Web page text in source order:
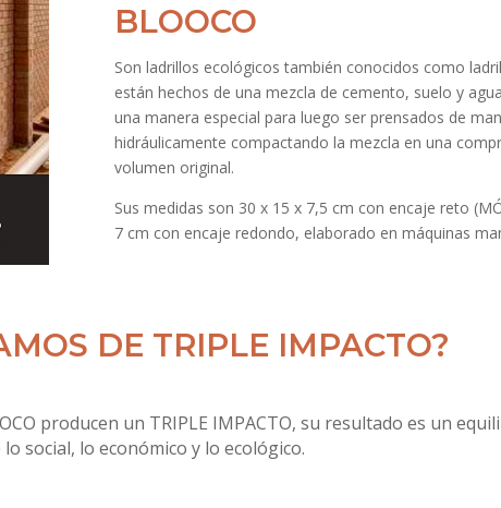
BLOOCO
Son ladrillos ecológicos también conocidos como
están hechos de una mezcla de cemento, suelo y
una manera especial para luego ser prensados de
hidráulicamente compactando la mezcla en una
volumen original.
Sus medidas son 30 x 15 x 7,5 cm con encaje reto
7 cm con encaje redondo, elaborado en máquinas
DE TRIPLE IMPACTO?
producen un TRIPLE IMPACTO, su resultado es un
social, lo económico y lo ecológico.